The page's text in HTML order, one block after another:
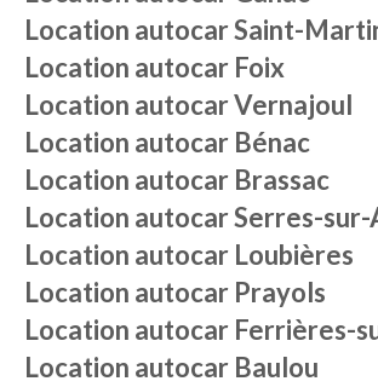
Location autocarSaint-
Location autocar Foix
Location autocarVernajoul
Location autocar Bénac
Location autocar Brassac
Location autocarSerres-
Location autocar Loubières
Location autocar Prayols
Location autocar Ferrières-
Location autocar Baulou